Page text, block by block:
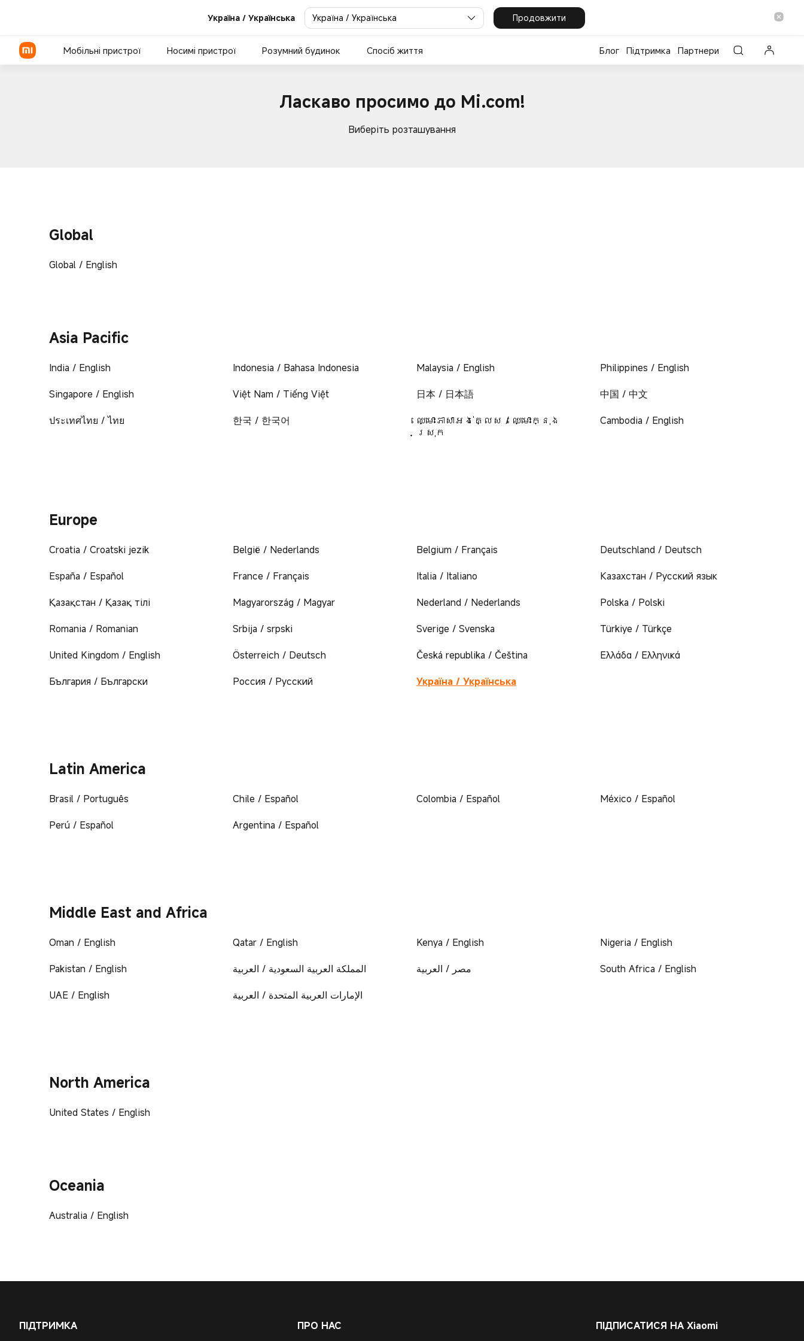
Україна / Українська Україна / Українська Продовжити
Мобільні пристрої Носимі пристрої Розумний будинок Спосіб життя Блог Підтримка Партнери
Ласкаво просимо до Mi.com!
Виберіть розташування
Global
Global / English
Asia Pacific
India / English Indonesia / Bahasa Indonesia Malaysia / English
Philippines / English
Singapore / English
Việt Nam / Tiếng Việt 日本 / 日本語
中国 / 中文
ประเทศไทย / ไทย
한국 / 한국어
ឈ្មោះភាសាអង់គ្លេស / ឈ្មោះក្នុង
ស្រុក
Cambodia / English
Europe
Croatia / Croatski jezik België / Nederlands Belgium / Français
Deutschland / Deutsch
España / Español
France / Français Italia / Italiano
Казахстан / Русский язык
Қазақстан / Қазақ тілі
Magyarország / Magyar Nederland / Nederlands
Polska / Polski
Romania / Romanian
Srbija / srpski Sverige / Svenska
Türkiye / Türkçe
United Kingdom / English
Österreich / Deutsch Česká republika / Čeština
Ελλάδα / Ελληνικά
България / Български
Россия / Русский Україна / Українська
Latin America
Brasil / Português Chile / Español Colombia / Español
México / Español
Perú / Español
Argentina / Español
Middle East and Africa
Oman / English Qatar / English Kenya / English
Nigeria / English
Pakistan / English
المملكة العربية السعودية / العربية مصر / العربية
South Africa / English
UAE / English
الإمارات العربية المتحدة / العربية
North America
United States / English
Oceania
Australia / English
ПІДТРИМКА ПРО НАС ПІДПИСАТИСЯ НА Xiaomi